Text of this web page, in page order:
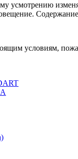
усмотрению
условиям,